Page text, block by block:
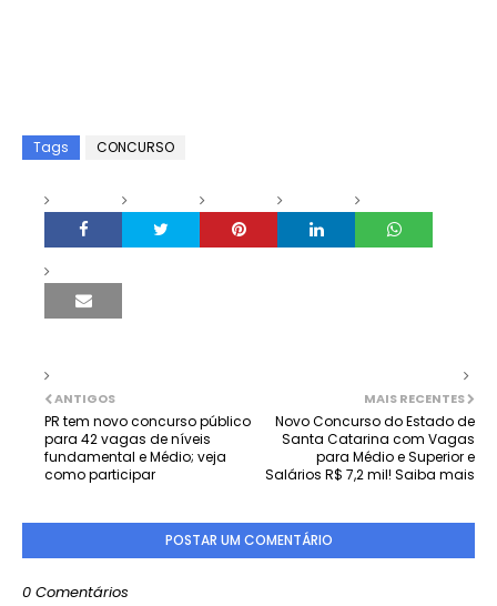
Tags CONCURSO
MAIS RECENTES
Novo Concurso do Estado de
Santa Catarina com Vagas
para Médio e Superior e
Salários R$ 7,2 mil! Saiba mais
ANTIGOS
PR tem novo concurso público
para 42 vagas de níveis
fundamental e Médio; veja
como participar
POSTAR UM COMENTÁRIO
0 Comentários